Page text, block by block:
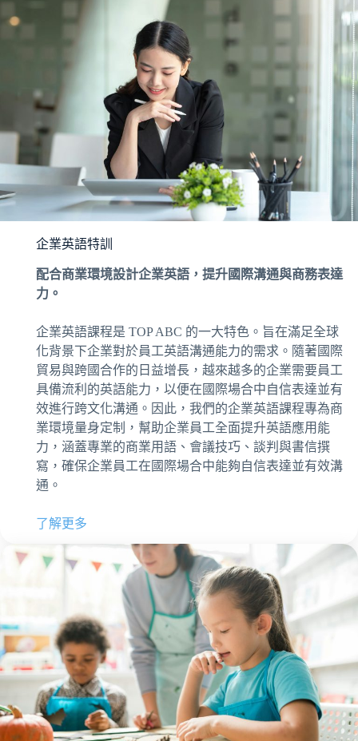
企業英語特訓
配合商業環境設計企業英語，提升國際溝通與商務表達
力。
企業英語課程是 TOP ABC 的一大特色。旨在滿足全球
化背景下企業對於員工英語溝通能力的需求。隨著國際
貿易與跨國合作的日益增長，越來越多的企業需要員工
具備流利的英語能力，以便在國際場合中自信表達並有
效進行跨文化溝通。因此，我們的企業英語課程專為商
業環境量身定制，幫助企業員工全面提升英語應用能
力，涵蓋專業的商業用語、會議技巧、談判與書信撰
寫，確保企業員工在國際場合中能夠自信表達並有效溝
通。
了解更多